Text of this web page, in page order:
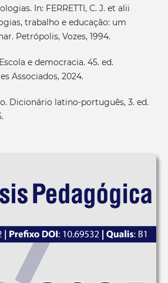
In: FERRETTI, C. J. et alii
trabalho e educação: um
Petrópolis, Vozes, 1994.
e democracia. 45. ed.
Associados, 2024.
Dicionário latino-português, 3. ed.